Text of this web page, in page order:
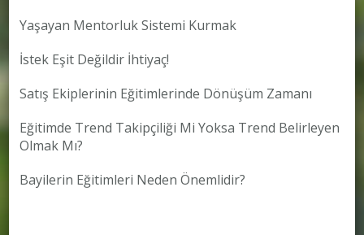
Yaşayan Mentorluk Sistemi Kurmak
İstek Eşit Değildir İhtiyaç!
Satış Ekiplerinin Eğitimlerinde Dönüşüm Zamanı
Eğitimde Trend Takipçiliği Mi Yoksa Trend Belirleyen
Olmak Mı?
Bayilerin Eğitimleri Neden Önemlidir?